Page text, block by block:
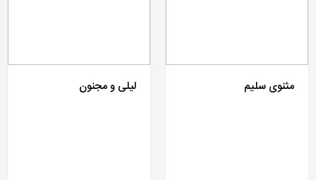
مثنوی سلیم لیلی و مجنون